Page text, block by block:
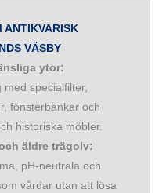
ANTIKVARISK
VÄSBY
ytor:
med specialfilter,
fönsterbänkar och
historiska möbler.
äldre trägolv:
pH-neutrala och
vårdar utan att lösa